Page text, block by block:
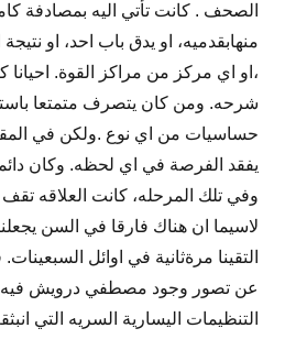
الصحف . كانت تأتي اليه بمصادفة
منهابقدميه، او يدق باب احد، او
،او اي مركز من مراكز القوة.
شرحه. ومن كان يتصرف متمتعا
حساسيات من اي نوع .ولكن في
يفقد الفرصة في اي لحظه. وكان
وفي تلك المرحله، كانت العلاقه
لاسيما ان هناك فارقا في السن
التقينا مرةثانية في اوائل
عن تصور وجود مصطفي درويش
التنظيمات اليسارية السريه التي